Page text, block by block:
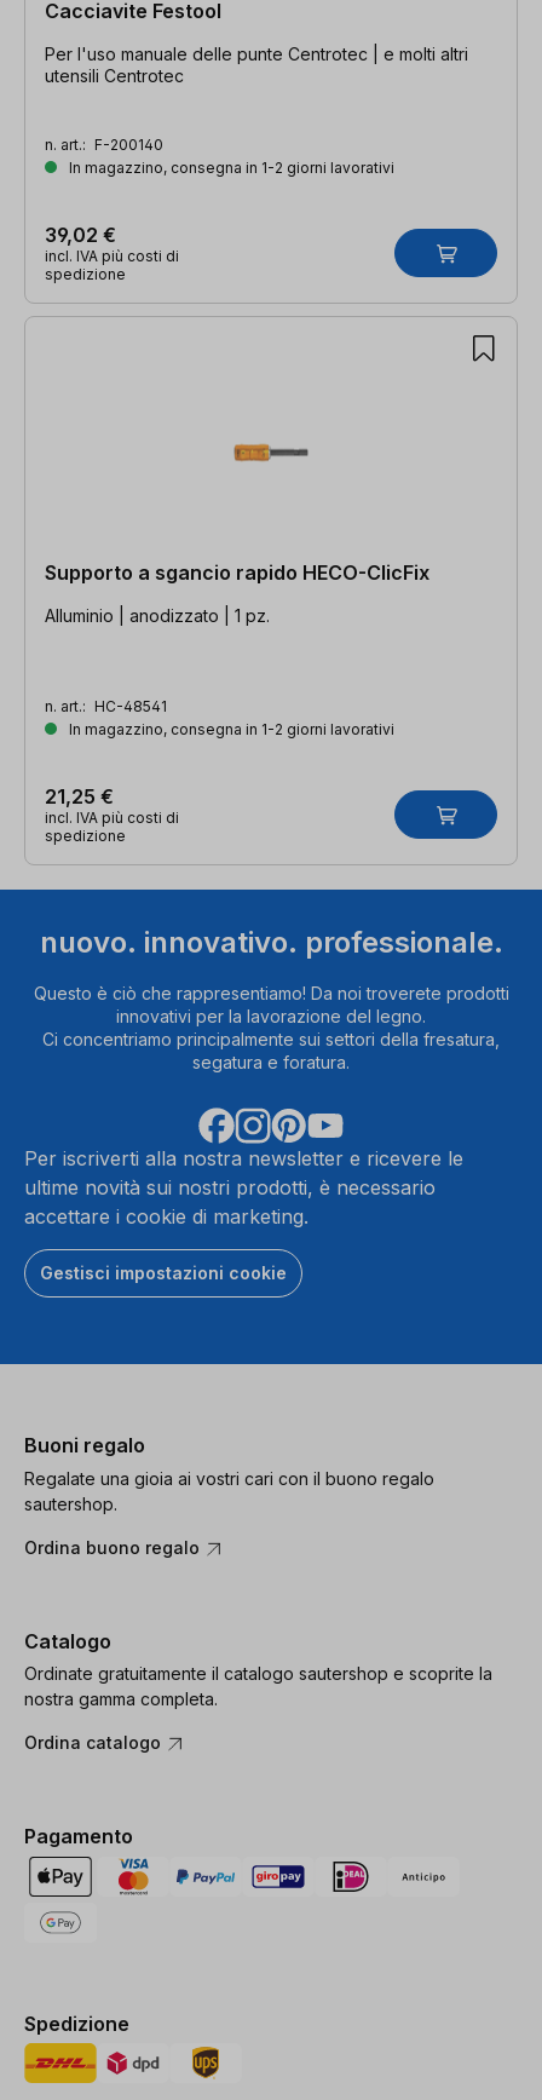
Cacciavite Festool
Per l'uso manuale delle punte Centrotec | e molti altri
utensili Centrotec
n. art.: F-200140
In magazzino, consegna in 1-2 giorni lavorativi
39,02 €
incl. IVA più costi di
spedizione
Supporto a sgancio rapido HECO-ClicFix
Alluminio | anodizzato | 1 pz.
n. art.: HC-48541
In magazzino, consegna in 1-2 giorni lavorativi
21,25 €
incl. IVA più costi di
spedizione
nuovo. innovativo. professionale.
Questo è ciò che rappresentiamo! Da noi troverete prodotti
innovativi per la lavorazione del legno.
Ci concentriamo principalmente sui settori della fresatura,
segatura e foratura.
Per iscriverti alla nostra newsletter e ricevere le
ultime novità sui nostri prodotti, è necessario
accettare i cookie di marketing.
Gestisci impostazioni cookie
Buoni regalo
Regalate una gioia ai vostri cari con il buono regalo
sautershop.
Ordina buono regalo
Catalogo
Ordinate gratuitamente il catalogo sautershop e scoprite la
nostra gamma completa.
Ordina catalogo
Pagamento
Spedizione